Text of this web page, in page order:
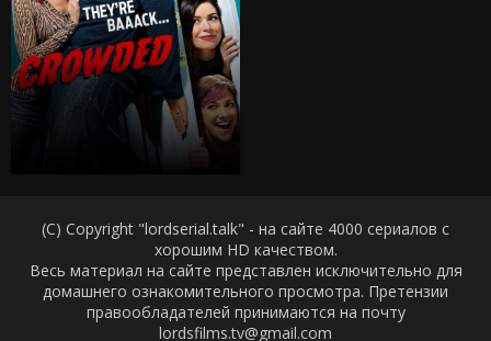
(C) Copyright "lordserial.talk" - на сайте 4000 сериалов с
хорошим HD качеством.
Весь материал на сайте представлен исключительно для
домашнего ознакомительного просмотра. Претензии
правообладателей принимаются на почту
lordsfilms.tv@gmail.com